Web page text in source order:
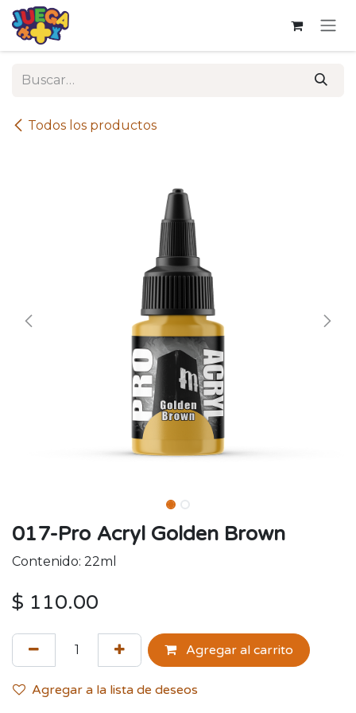
Ir al contenido
Todos los productos
017-Pro Acryl Golden Brown
Contenido: 22ml
$ 110.00
Agregar al carrito
Agregar a la lista de deseos